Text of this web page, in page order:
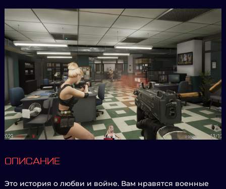
ОПИСАНИЕ
Это история о любви и войне. Вам нравятся военные